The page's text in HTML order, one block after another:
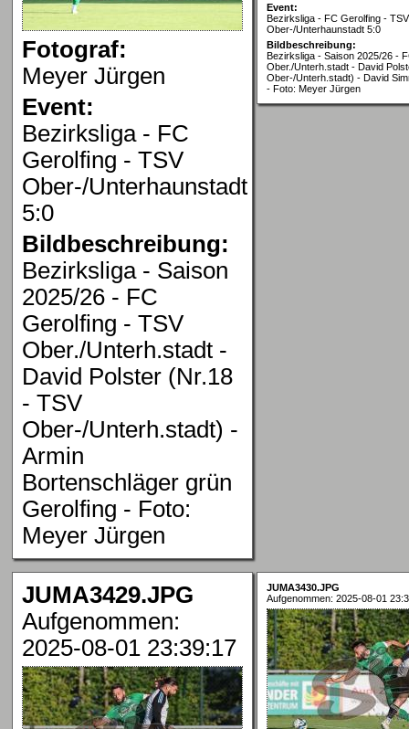
Fotograf:
Meyer Jürgen
Event:
Bezirksliga - FC
Gerolfing - TSV
Ober-/Unterhaunstadt
5:0
Bildbeschreibung:
Bezirksliga - Saison
2025/26 - FC
Gerolfing - TSV
Ober./Unterh.stadt -
David Polster (Nr.18
- TSV
Ober-/Unterh.stadt) -
Armin
Bortenschläger grün
Gerolfing - Foto:
Meyer Jürgen
Event:
Bezirksliga - FC Gerolfing - TSV
Ober-/Unterhaunstadt 5:0
Bildbeschreibung:
Bezirksliga - Saison 2025/26 -
Ober./Unterh.stadt - David
Ober-/Unterh.stadt) - David
- Foto: Meyer Jürgen
JUMA3429.JPG
Aufgenommen:
2025-08-01 23:39:17
JUMA3430.JPG
Aufgenommen: 2025-08-01